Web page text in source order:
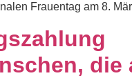
Frauentag am 8.